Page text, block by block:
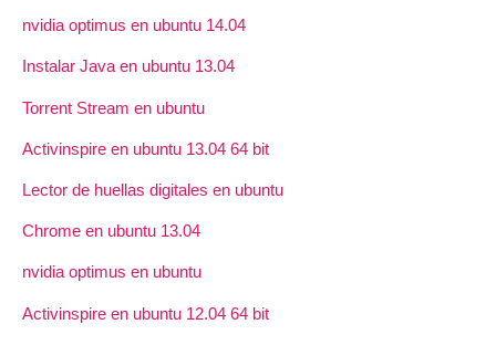
nvidia optimus en ubuntu 14.04
Instalar Java en ubuntu 13.04
Torrent Stream en ubuntu
Activinspire en ubuntu 13.04 64 bit
Lector de huellas digitales en ubuntu
Chrome en ubuntu 13.04
nvidia optimus en ubuntu
Activinspire en ubuntu 12.04 64 bit